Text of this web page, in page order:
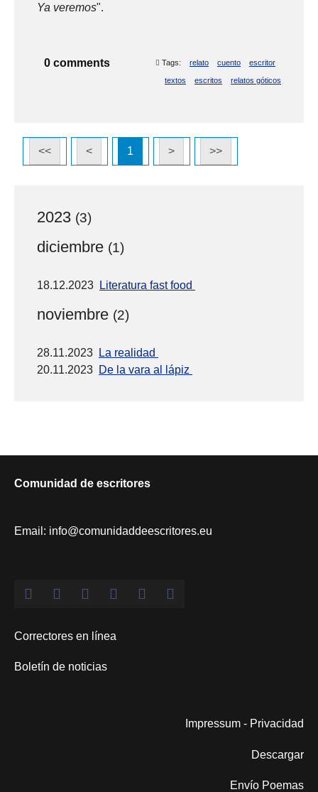
Ya veremos".
0 comments Tags: relato cuento escritor
textos escritos relatos góticos
<< < 1 > >>
2023 (3)
diciembre (1)
18.12.2023 Literatura fast food
noviembre (2)
28.11.2023
La realidad
20.11.2023 De la vara al lápiz
Comunidad de escritores
Email: info@comunidaddeescritores.eu
Correctores en línea
Boletín de noticias
Impressum - Privacidad
Descargar
Envío Poemas